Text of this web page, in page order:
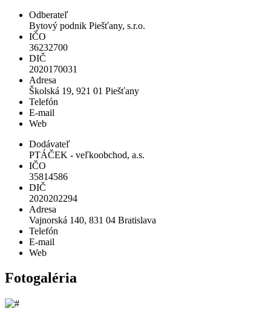
Odberateľ
Bytový podnik Piešťany, s.r.o.
IČO
36232700
DIČ
2020170031
Adresa
Školská 19, 921 01 Piešťany
Telefón
E-mail
Web
Dodávateľ
PTÁČEK - veľkoobchod, a.s.
IČO
35814586
DIČ
2020202294
Adresa
Vajnorská 140, 831 04 Bratislava
Telefón
E-mail
Web
Fotogaléria